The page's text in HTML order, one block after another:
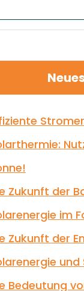
Zukunft der
im
Zukunft der
und
Bedeutung